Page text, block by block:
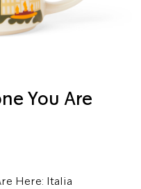
You Are
Here: Italia